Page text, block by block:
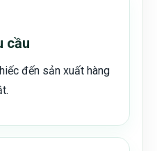
cầu
đến sản xuất hàng